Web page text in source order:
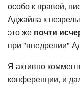
особо к правой,
Аджайла к
это же почти
при "внедрении"
Я активно
конференции, и